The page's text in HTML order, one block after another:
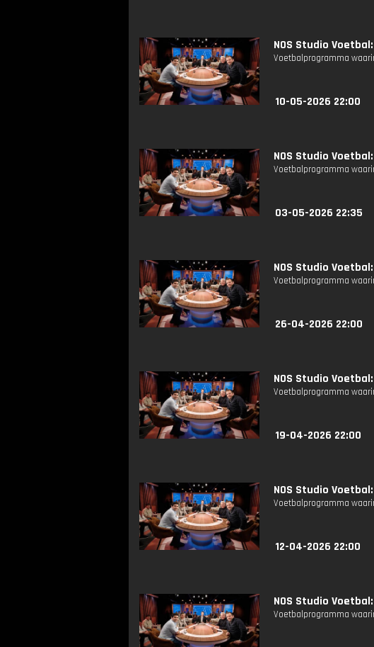
NOS Studio
Voetbalprogramma
10-05-2026 22:00
NOS Studio
Voetbalprogramma
03-05-2026 22:35
NOS Studio
Voetbalprogramma
26-04-2026 22:00
NOS Studio
Voetbalprogramma
19-04-2026 22:00
NOS Studio
Voetbalprogramma
12-04-2026 22:00
NOS Studio
Voetbalprogramma